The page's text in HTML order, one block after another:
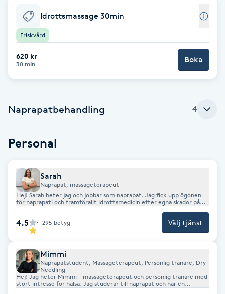
Blowout
Bottenfärg
Brynfärgning
Brynplockning
Bröllopsuppsättning
Coachning
Color correction
Idrottsmassage 30min
Friskvård
620 kr
30 min Boka
Naprapatbehandling 4
Personal
Sarah
Naprapat, massageterapeut
Hej! Sarah heter jag och jobbar som naprapat. Jag fick upp ögonen
för naprapati och framförallt idrottsmedicin efter egna skador på
har provat på det mesta! Fastnade lite extra för friidrott och
handboll. Idag spelar jag fortfarande handboll i Hammarbys damlag.
Där är jag också ansvarig för alla skador på träning och på match. Jag
huvudvärksproblematik är väldigt intressant. Självklart tar jag emot
alla typer av smärta/problem i rörelseapparaten.
sarah@muskelakutenfmab.se
4.5 295 betyg Välj tjänst
Mimmi
Naprapatstudent, Massageterapeut, Personlig tränare, Dry
Needling
Hej! Jag heter Mimmi - massageterapeut och personlig tränare med
stort intresse för hälsa. Jag studerar till naprapat och har en